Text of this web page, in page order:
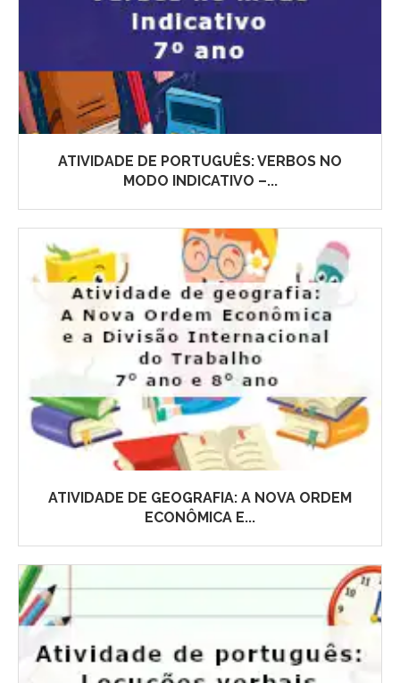
ATIVIDADE DE PORTUGUÊS: VERBOS NO
MODO INDICATIVO –...
ATIVIDADE DE GEOGRAFIA: A NOVA ORDEM
ECONÔMICA E...